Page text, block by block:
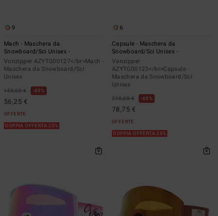
9
Mach - Maschera da
Snowboard/Sci Unisex -
Vonzipper AZYTG00127</br>Mach -
Maschera da Snowboard/Sci
Unisex
150,00 € 63%
56,25 €
OFFERTE
DOPPIA OFFERTA 25%
6
Capsule - Maschera da
Snowboard/Sci Unisex -
Vonzipper
AZYTG00123</br>Capsule -
Maschera da Snowboard/Sci
Unisex
210,00 € 63%
78,75 €
OFFERTE
DOPPIA OFFERTA 25%